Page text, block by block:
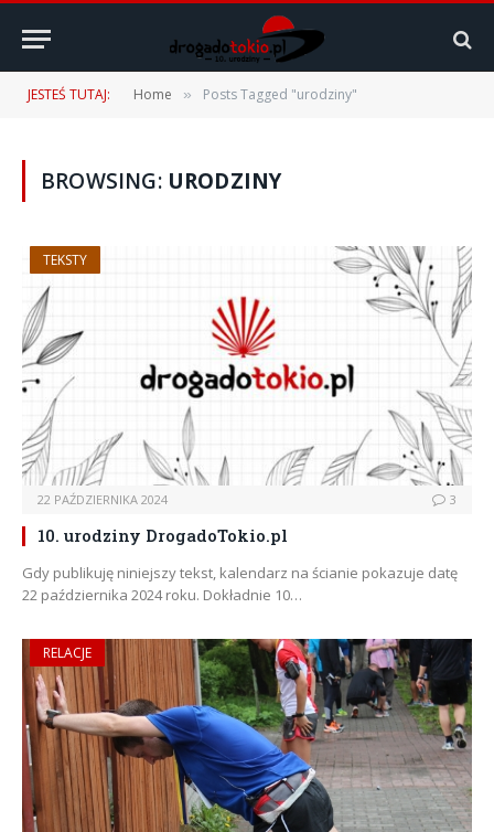
JESTEŚ TUTAJ: Home » Posts Tagged "urodziny"
BROWSING: URODZINY
TEKSTY
22 PAŹDZIERNIKA 2024 3
10. urodziny DrogadoTokio.pl
Gdy publikuję niniejszy tekst, kalendarz na ścianie pokazuje datę
22 października 2024 roku. Dokładnie 10…
RELACJE